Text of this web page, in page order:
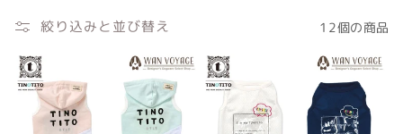
シ
ョ
ン
絞り込みと並び替え 12個の商品